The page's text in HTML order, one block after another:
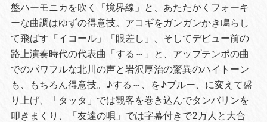
盤ハーモニカを吹く「境界線」と、あたたかくフォーキ
ーな曲調はゆずの得意技。アコギをガンガンかき鳴らし
て飛ばす「イコール」「眼差し」、そしてデビュー前の
路上演奏時代の代表曲「する～」と、アップテンポの曲
でのパワフルな北川の声と岩沢厚治の驚異のハイトーン
も、もちろん得意技。♪する～、を♪ブルー、に変えて盛
り上げ、「タッタ」では観客を巻き込んでタンバリンを
叩きまくり、「友達の唄」では字幕付きで2万人と大合